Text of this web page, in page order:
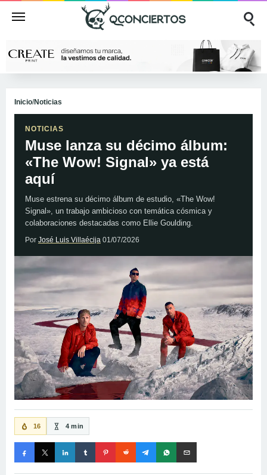
Inicio/Noticias
NOTICIAS
Muse lanza su décimo álbum:
«The Wow! Signal» ya está
aquí
Muse estrena su décimo álbum de estudio, «The Wow!
Signal», un trabajo ambicioso con temática cósmica y
colaboraciones destacadas como Ellie Goulding.
Por José Luis Villaécija 01/07/2026
16 4 min